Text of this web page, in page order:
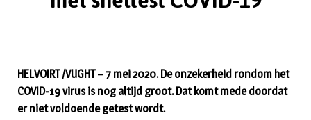
HELVOIRT /VUGHT – 7 mei 2020. De onzekerheid rondom het
COVID-19 virus is nog altijd groot. Dat komt mede doordat
er niet voldoende getest wordt.